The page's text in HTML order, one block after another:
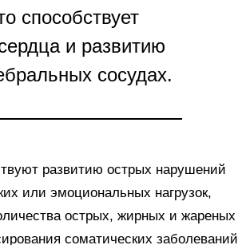
способствует
и развитию
сосудах.
развитию острых нарушений
или эмоциональных нагрузок,
острых, жирных и жареных
соматических заболеваний